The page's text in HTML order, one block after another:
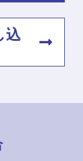
込